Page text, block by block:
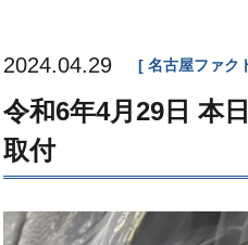
2024.04.29 名古屋ファク
令和6年4月29日 本
取付